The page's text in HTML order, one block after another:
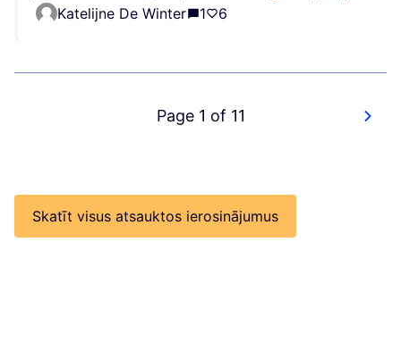
vai valdījums
Katelijne De Winter 1 6
Page 1 of 11
Skatīt visus atsauktos ierosinājumus